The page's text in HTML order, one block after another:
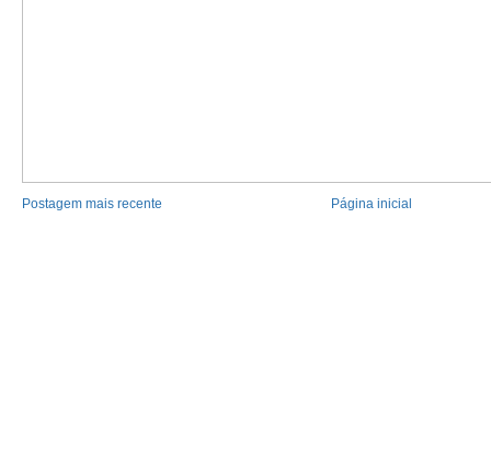
Postagem mais recente Página inicial